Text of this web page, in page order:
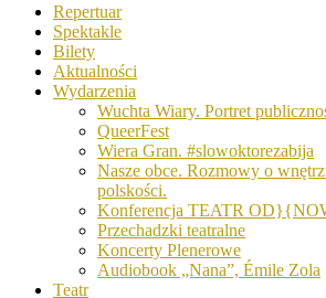
Repertuar
Spektakle
Bilety
Aktualności
Wydarzenia
Wuchta Wiary. Portret
QueerFest
Wiera Gran. #slowoktorezabija
Nasze obce. Rozmowy o
polskości.
Konferencja TEATR
Przechadzki teatralne
Koncerty Plenerowe
Audiobook „Nana”, Émile Zola
Teatr